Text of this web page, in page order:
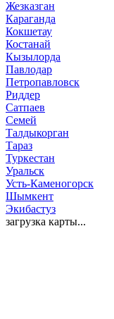
Жезказган
Караганда
Кокшетау
Костанай
Кызылорда
Павлодар
Петропавловск
Риддер
Сатпаев
Семей
Талдыкорган
Тараз
Туркестан
Уральск
Усть-Каменогорск
Шымкент
Экибастуз
загрузка карты...